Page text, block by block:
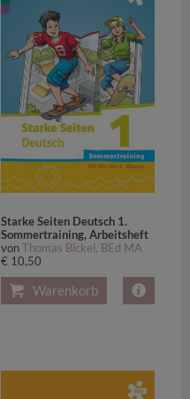
Starke Seiten Deutsch 1.
Sommertraining, Arbeitsheft
vonThomas Bickel, BEd MA
€ 10,50
Warenkorb